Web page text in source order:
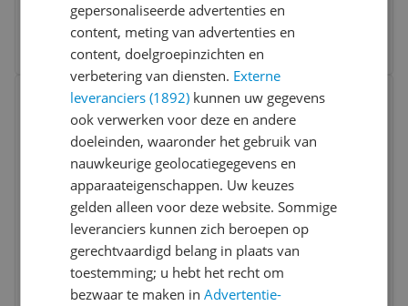
v.a. € 13,90
3 prijzen
Ga naar goedkoopste
Vergelijken
Arena Pop Art badmuts groen 2018 -
Badmutsen
Bekijk product
gepersonaliseerde advertenties en
content, meting van advertenties en
content, doelgroepinzichten en
verbetering van diensten. Externe
leveranciers (1892) kunnen uw gegevens
ook verwerken voor deze en andere
doeleinden, waaronder het gebruik van
nauwkeurige geolocatiegegevens en
apparaateigenschappen. Uw keuzes
gelden alleen voor deze website. Sommige
leveranciers kunnen zich beroepen op
gerechtvaardigd belang in plaats van
toestemming; u hebt het recht om
bezwaar te maken inAdvertentie-